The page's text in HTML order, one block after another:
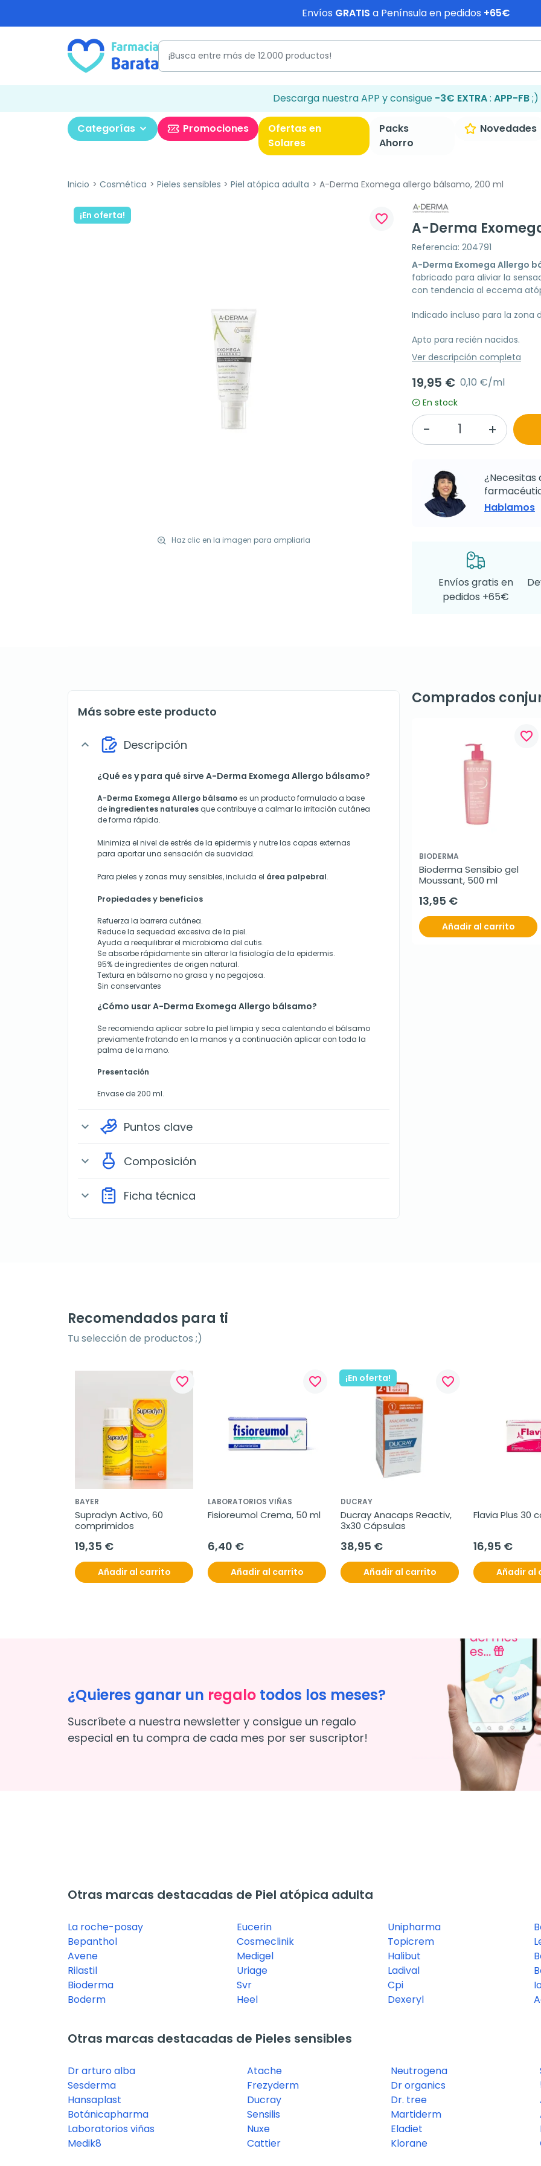
Envíos GRATIS a Península en pedidos +65€
Descarga nuestra APP y consigue -3€ EXTRA: APP-FB;)
Categorías Promociones
Ofertas en
Solares
Packs
Ahorro
Novedades
Inicio Cosmética Pieles sensibles Piel atópica adulta A-Derma Exomega allergo bálsamo, 200 ml
¡En oferta!
Haz clic en la imagen para ampliarla
favorite_border
A-Derma
Referencia: 204791
A-Derma Exomega Allergo
fabricado para aliviar la
con tendencia al eccema
Indicado incluso para la zona
Apto para recién nacidos.
Ver descripción completa
19,95 € 0,10 €/ml
En stock
¿Necesitas
Hablamos
Envíos gratis en
pedidos +65€
Más sobre este producto
expand_more Descripción
¿Qué es y para qué sirve A-Derma Exomega Allergo bálsamo?
A-Derma Exomega Allergo bálsamoes un producto formulado a base
de ingredientes naturales que contribuye a calmar la irritación cutánea
de forma rápida.
Minimiza el nivel de estrés de la epidermis y nutre las capas externas
para aportar una sensación de suavidad.
Para pieles y zonas muy sensibles, incluida el área palpebral.
Propiedades y beneficios
Refuerza la barrera cutánea.
Reduce la sequedad excesiva de la piel.
Ayuda a reequilibrar el microbioma del cutis.
Se absorbe rápidamente sin alterar la fisiología de la epidermis.
95% de ingredientes de origen natural.
Textura en bálsamo no grasa y no pegajosa.
Sin conservantes
¿Cómo usar A-Derma Exomega Allergo bálsamo?
Se recomienda aplicar sobre la piel limpia y seca calentando el bálsamo
previamente frotando en la manos y a continuación aplicar con toda la
palma de la mano.
Presentación
Envase de 200 ml.
expand_more Puntos clave
expand_more Composición
expand_more Ficha técnica
Comprados
favorite_border
BIODERMA
Bioderma Sensibio gel
Moussant, 500 ml
13,95 €
Añadir al carrito
Recomendados para ti
Tu selección de productos ;)
favorite_border
BAYER
Supradyn Activo, 60
comprimidos
19,35 €
Añadir al carrito
favorite_border
LABORATORIOS VIÑAS
Fisioreumol Crema, 50 ml
6,40 €
Añadir al carrito
¡En oferta! favorite_border
DUCRAY
Ducray Anacaps Reactiv,
3x30 Cápsulas
38,95 €
Añadir al carrito
Flavia Plus 30
16,95 €
Añadir al
¿Quieres ganar un regalo todos los meses?
Suscríbete a nuestra newsletter y consigue un regalo
especial en tu compra de cada mes por ser suscriptor!
Otras marcas destacadas de Piel atópica adulta
La roche-posay
Bepanthol
Avene
Rilastil
Bioderma
Boderm
Eucerin
Cosmeclinik
Medigel
Uriage
Svr
Heel
Unipharma
Topicrem
Halibut
Ladival
Cpi
Dexeryl
Otras marcas destacadas de Pieles sensibles
Dr arturo alba
Sesderma
Hansaplast
Botánicapharma
Laboratorios viñas
Medik8
Atache
Frezyderm
Ducray
Sensilis
Nuxe
Cattier
Neutrogena
Dr organics
Dr. tree
Martiderm
Eladiet
Klorane